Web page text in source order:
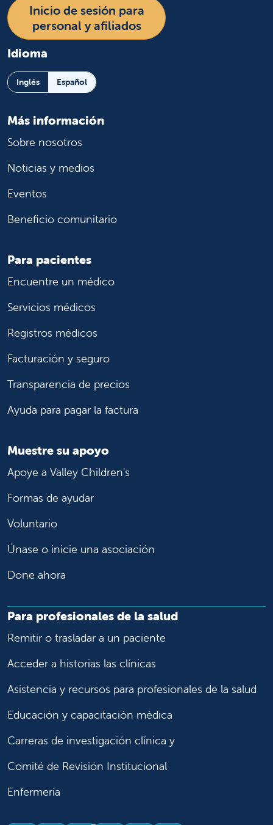
Inicio de sesión para
personal y afiliados
Idioma
Inglés Español
Más información
Sobre nosotros
Noticias y medios
Eventos
Beneficio comunitario
Para pacientes
Encuentre un médico
Servicios médicos
Registros médicos
Facturación y seguro
Transparencia de precios
Ayuda para pagar la factura
Muestre su apoyo
Apoye a Valley Children's
Formas de ayudar
Voluntario
Únase o inicie una asociación
Done ahora
Para profesionales de la salud
Remitir o trasladar a un paciente
Acceder a historias las clínicas
Asistencia y recursos para profesionales de la salud
Educación y capacitación médica
Carreras de investigación clínica y
Comité de Revisión Institucional
Enfermería